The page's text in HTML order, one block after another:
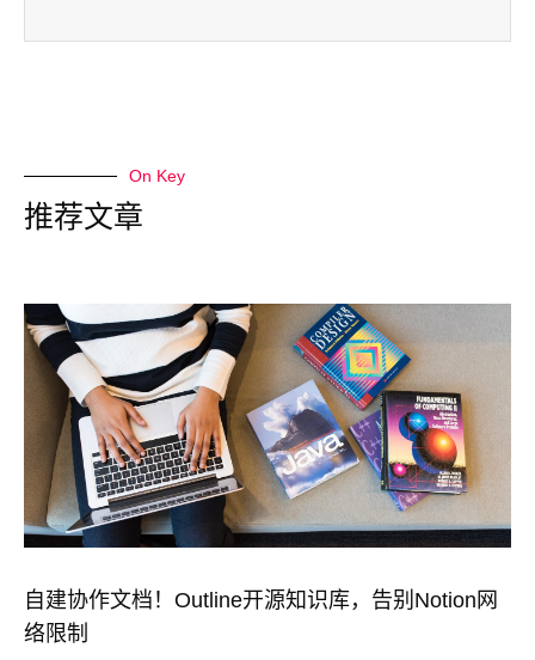
On Key
推荐文章
自建协作文档！Outline开源知识库，告别Notion网
络限制